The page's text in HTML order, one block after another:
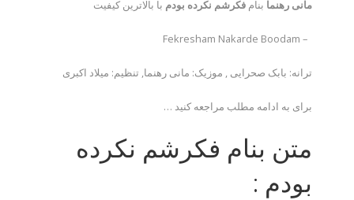
مانی رهنما بنامفکرشم نکرده بودم با بالاترین کیفیت
– Fekresham Nakarde Boodam
ترانه: بابک صحرایی , موزیک: مانی رهنما, تنظیم: میلاد اکبری
برای به ادامه مطلب مراجعه کنید …
متن بنام فکرشم نکرده
بودم :